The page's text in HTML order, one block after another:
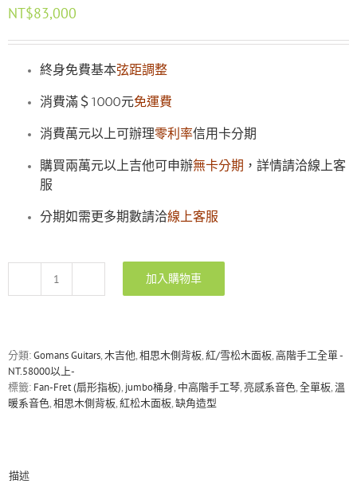
NT$83,000
終身免費基本弦距調整
消費滿＄1000元免運費
消費萬元以上可辦理零利率信用卡分期
購買兩萬元以上吉他可申辦無卡分期 ，詳情請洽線上客
服
分期如需更多期數請洽線上客服
Gomans
相
思
木
加入購物車
分類:Gomans Guitars,木吉他,相思木側背板,紅/雪松木面板,高階手工全單 -
NT.58000以上-
標籤: Fan-Fret (扇形指板), jumbo桶身, 中高階手工琴,亮感系音色,全單板,溫
暖系音色,相思木側背板,紅松木面板,缺角造型
描述